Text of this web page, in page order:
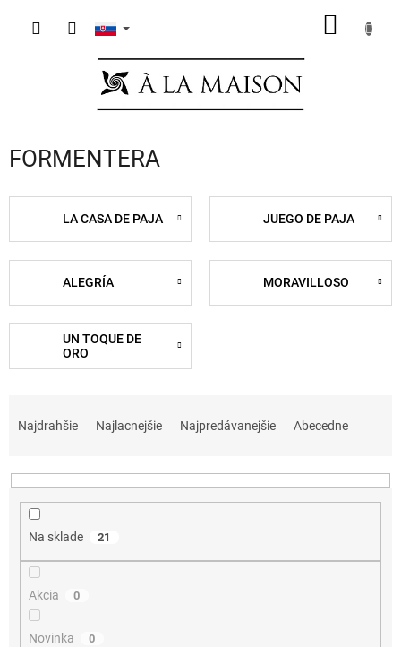
FORMENTERA
LA CASA DE PAJA JUEGO DE PAJA
ALEGRÍA MORAVILLOSO
UN TOQUE DE
ORO
n
Najdrahšie Najlacnejšie Najpredávanejšie Abecedne
Na sklade 21
Akcia 0
Novinka 0